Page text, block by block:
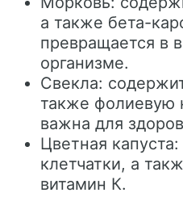
а также бета-
превращается в
организме.
Свекла:
также фолиевую
важна для
Цветная
клетчатки, а
витамин К.